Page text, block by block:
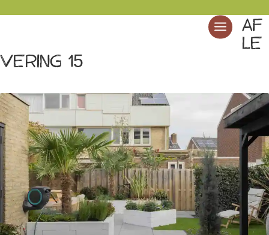
Af
le
vering 15